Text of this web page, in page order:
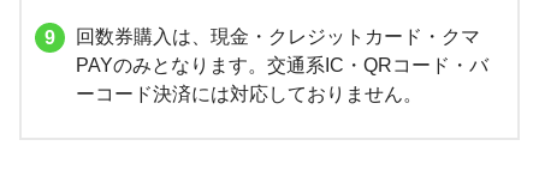
回数券購入は、現金・クレジットカード・クマ
PAYのみとなります。交通系IC・QRコード・バ
ーコード決済には対応しておりません。